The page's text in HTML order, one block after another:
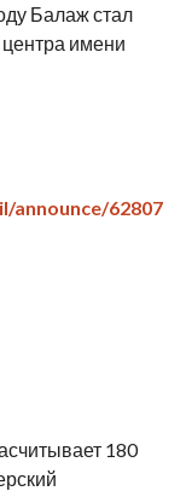
Балаж стал
центра имени
announce/62807
180